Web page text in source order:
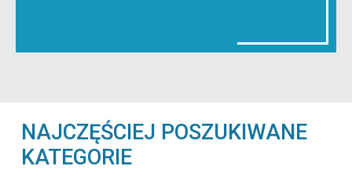
NAJCZĘŚCIEJ POSZUKIWANE
KATEGORIE